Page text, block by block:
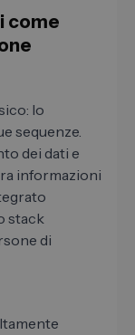
come
lo
sequenze.
dei dati e
informazioni
stack
di